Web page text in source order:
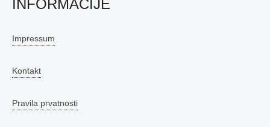
INFORMACIJE
Impressum
Kontakt
Pravila prvatnosti